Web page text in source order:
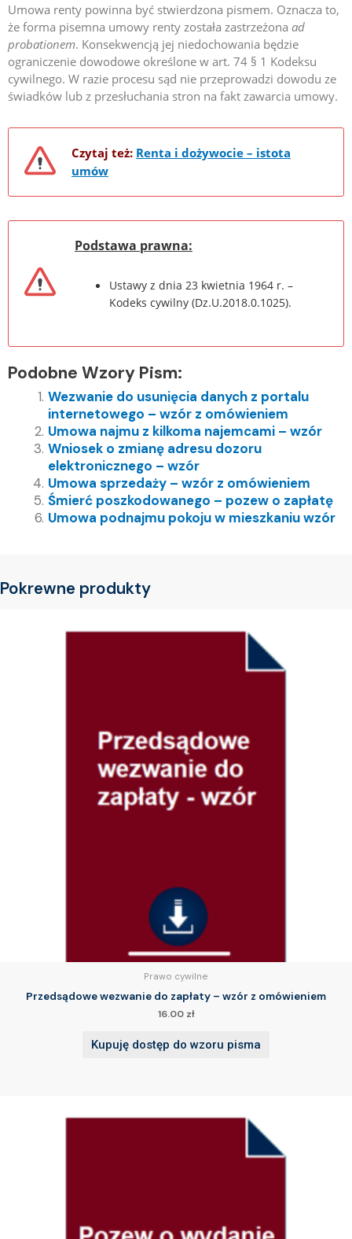
Umowa renty powinna być stwierdzona pismem. Oznacza to,
że forma pisemna umowy renty została zastrzeżona ad
probationem. Konsekwencją jej niedochowania będzie
ograniczenie dowodowe określone w art. 74 § 1 Kodeksu
cywilnego. W razie procesu sąd nie przeprowadzi dowodu ze
świadków lub z przesłuchania stron na fakt zawarcia umowy.
Czytaj też: Renta i dożywocie – istota
umów
Podstawa prawna:
Ustawy z dnia 23 kwietnia 1964 r. –
Kodeks cywilny (Dz.U.2018.0.1025).
Podobne Wzory Pism:
Wezwanie do usunięcia danych z portalu
internetowego – wzór z omówieniem
Umowa najmu z kilkoma najemcami – wzór
Wniosek o zmianę adresu dozoru
elektronicznego – wzór
Umowa sprzedaży – wzór z omówieniem
Śmierć poszkodowanego – pozew o zapłatę
Umowa podnajmu pokoju w mieszkaniu wzór
Pokrewne produkty
Prawo cywilne
Przedsądowe wezwanie do zapłaty – wzór z omówieniem
16.00 zł
Kupuję dostęp do wzoru pisma